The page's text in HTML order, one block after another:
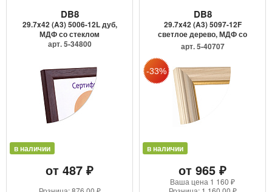
DB8
29.7x42 (A3) 5006-12L дуб,
МДФ со стеклом
арт. 5-34800
в наличии
от 487 ₽
DB8
29.7x42 (A3) 5097-12F
светлое дерево, МДФ со
сте...
арт. 5-40707
в наличии
от 965 ₽
Ваша цена 1 160 ₽